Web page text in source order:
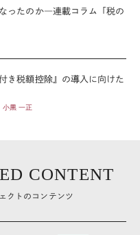
ったのか―連載コラム「税の
き税額控除』の導入に向けた
小黒 一正
CONTENT
クトのコンテンツ